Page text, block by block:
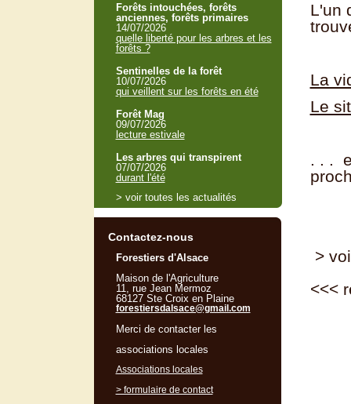
L'un
La
Le
. . .
>
<<<
Forêts intouchées, forêts
anciennes, forêts primaires
14/07/2026
quelle liberté pour les arbres et les
forêts ?
Sentinelles de la forêt
10/07/2026
qui veillent sur les forêts en été
Forêt Mag
09/07/2026
lecture estivale
Les arbres qui transpirent
07/07/2026
durant l'été
> voir toutes les actualités
Contactez-nous
Forestiers d'Alsace
Maison de l'Agriculture
11, rue Jean Mermoz
68127 Ste Croix en Plaine
forestiersdalsace@gmail.com
Merci de contacter les
associations locales
Associations locales
> formulaire de contact